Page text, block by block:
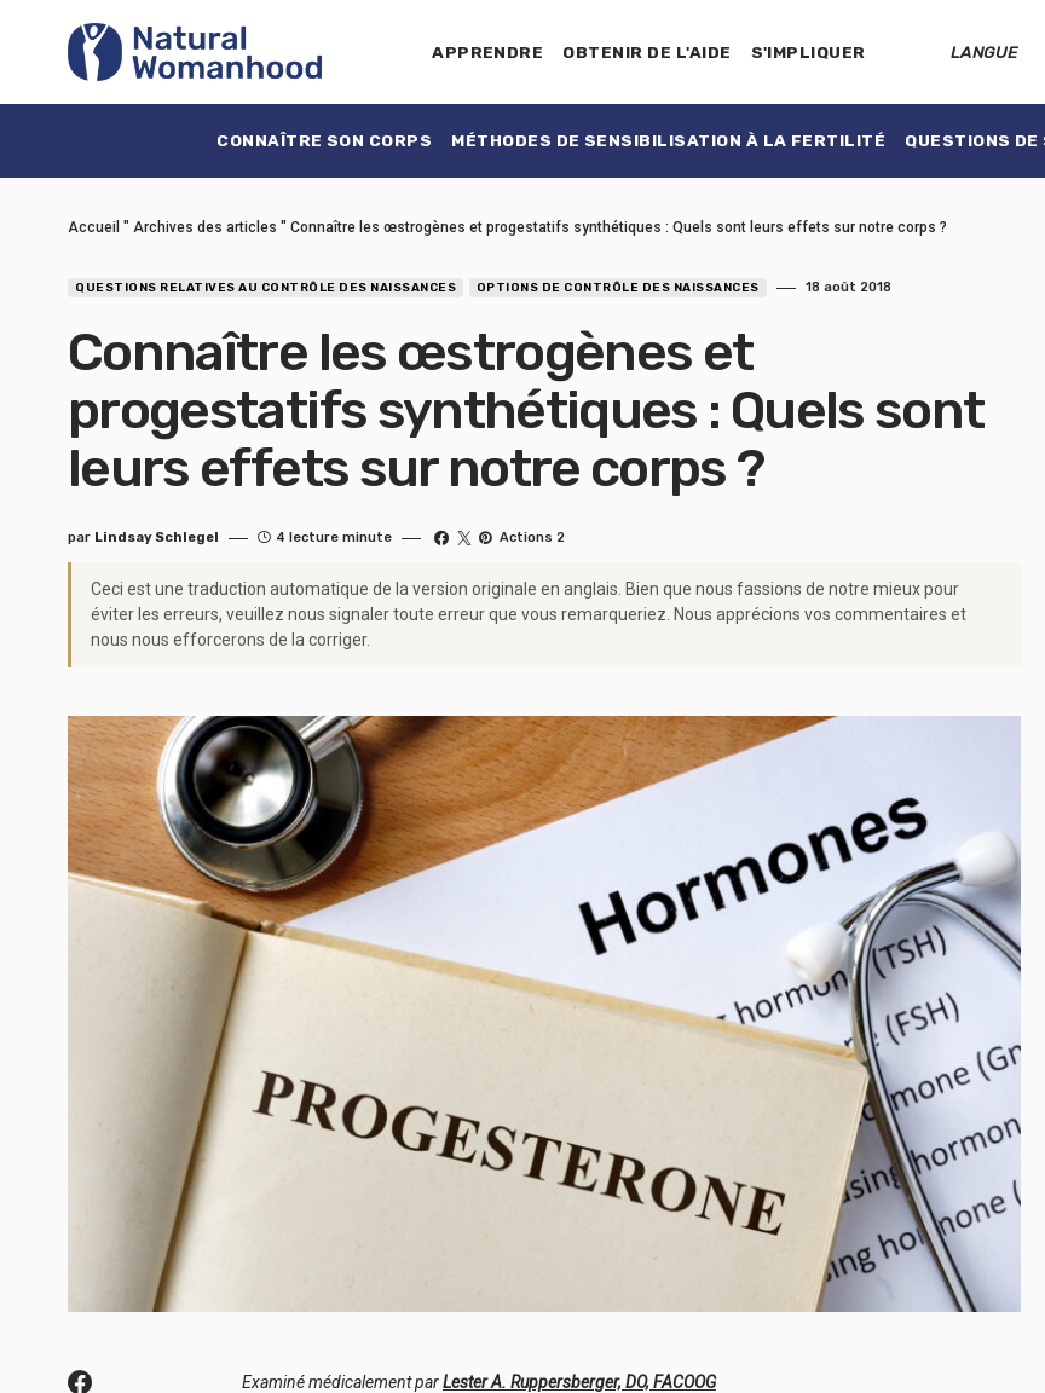
APPRENDRE OBTENIR DE L'AIDE S'IMPLIQUER LANGUE
CONNAÎTRE SON CORPS MÉTHODES DE SENSIBILISATION À LA FERTILITÉ QUESTIONS DE
Accueil " Archives des articles " Connaître les œstrogènes et progestatifs synthétiques : Quels sont leurs effets sur notre corps ?
QUESTIONS RELATIVES AU CONTRÔLE DES NAISSANCES OPTIONS DE CONTRÔLE DES NAISSANCES 18 août 2018
Connaître les œstrogènes et
progestatifs synthétiques : Quels sont
leurs effets sur notre corps ?
par Lindsay Schlegel 4 lecture minute Actions 2
Ceci est une traduction automatique de la version originale en anglais. Bien que nous fassions de notre mieux pour
éviter les erreurs, veuillez nous signaler toute erreur que vous remarqueriez. Nous apprécions vos commentaires et
nous nous efforcerons de la corriger.
Examiné médicalement parLester A. Ruppersberger, DO, FACOOG